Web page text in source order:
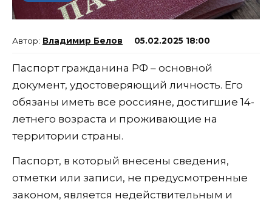
Владимир Белов 05.02.2025 18:00
Паспорт гражданина РФ – основной
документ, удостоверяющий личность. Его
обязаны иметь все россияне, достигшие 14-
летнего возраста и проживающие на
территории страны.
Паспорт, в который внесены сведения,
отметки или записи, не предусмотренные
законом, является недействительным и